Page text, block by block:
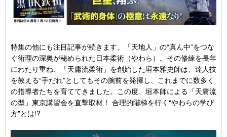
特集の他にも注目記事が続きます。「天地人」の“真ん中”をつな
ぐ術理の深奥が秘められた日本柔術（やわら）。その修練を長年
にわたり重ね、「天庸流柔術」を創始した垣本雅史師は、達人技
を教える“手だれ”としてもその腕前を発揮し、これまでに数多く
の指導者たちを育ててきました。この度、垣本師による「天庸流
の型」東京講習会を直撃取材！ 合理的階梯を行く“やわらの学び
方”とは!?